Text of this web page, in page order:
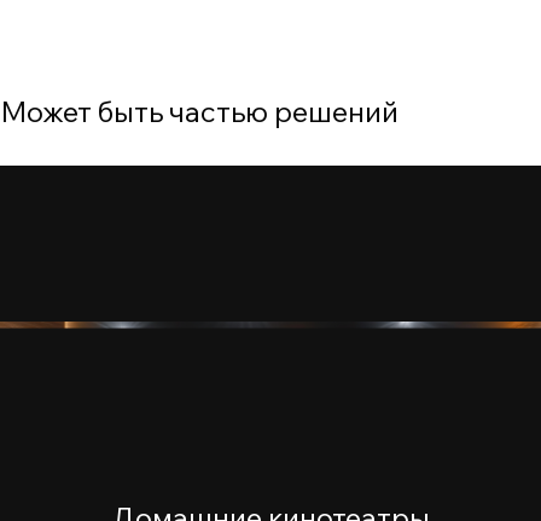
Может быть частью решений